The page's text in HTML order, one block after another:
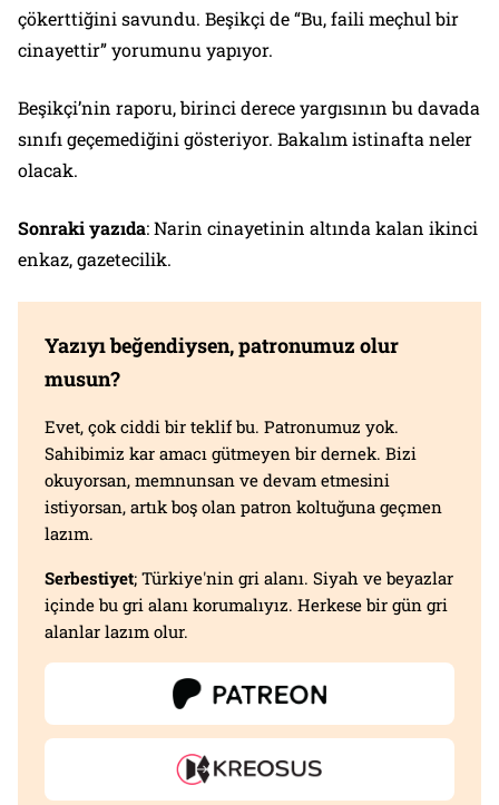
çökerttiğini savundu. Beşikçi de “Bu, faili meçhul bir
cinayettir” yorumunu yapıyor.
Beşikçi’nin raporu, birinci derece yargısının bu davada
sınıfı geçemediğini gösteriyor. Bakalım istinafta neler
olacak.
Sonraki yazıda: Narin cinayetinin altında kalan ikinci
enkaz, gazetecilik.
Yazıyı beğendiysen, patronumuz olur
musun?
Evet, çok ciddi bir teklif bu. Patronumuz yok.
Sahibimiz kar amacı gütmeyen bir dernek. Bizi
okuyorsan, memnunsan ve devam etmesini
istiyorsan, artık boş olan patron koltuğuna geçmen
lazım.
Serbestiyet; Türkiye'nin gri alanı. Siyah ve beyazlar
içinde bu gri alanı korumalıyız. Herkese bir gün gri
alanlar lazım olur.